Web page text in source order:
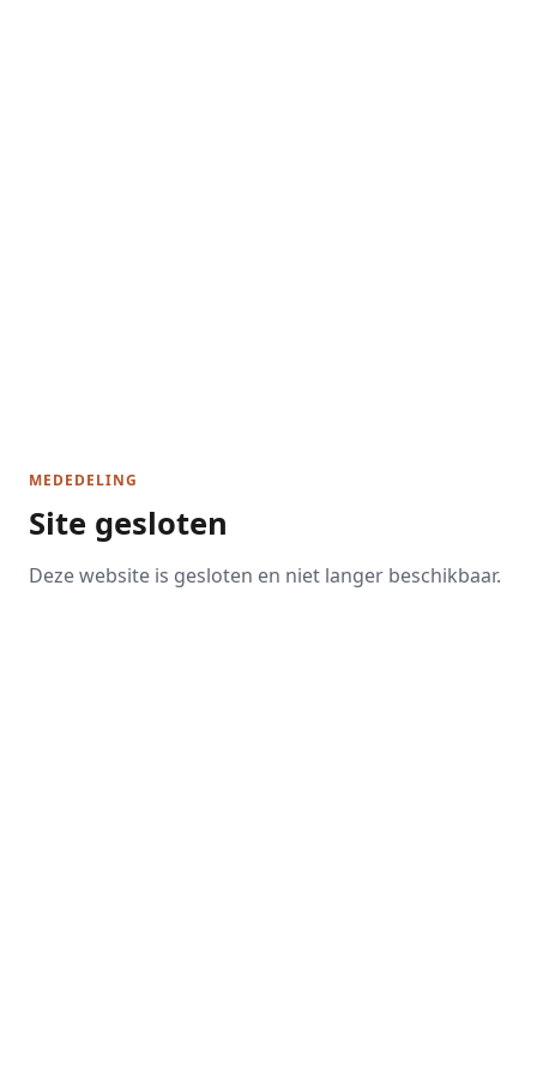
MEDEDELING
Site gesloten
Deze website is gesloten en niet langer beschikbaar.